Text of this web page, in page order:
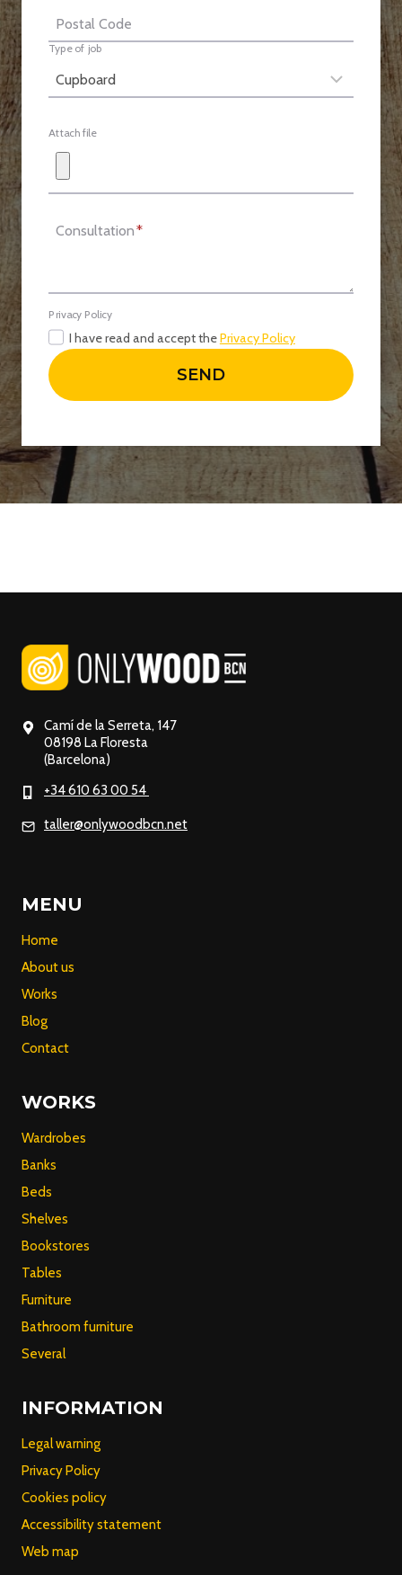
Postal Code
Type of job
Attach file
Consultation*
Privacy Policy
I have read and accept thePrivacy Policy
SEND
Camí de la Serreta, 147
08198 La Floresta
(Barcelona)
+34 610 63 00 54
taller@onlywoodbcn.net
MENU
Home
About us
Works
Blog
Contact
WORKS
Wardrobes
Banks
Beds
Shelves
Bookstores
Tables
Furniture
Bathroom furniture
Several
INFORMATION
Legal warning
Privacy Policy
Cookies policy
Accessibility statement
Web map